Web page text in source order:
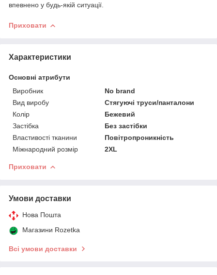
впевнено у будь-якій ситуації.
Приховати
Характеристики
Основні атрибути
Виробник
No brand
Вид виробу
Стягуючі труси/панталони
Колір
Бежевий
Застібка
Без застібки
Властивості тканини
Повітропроникність
Міжнародний розмір
2XL
Приховати
Умови доставки
Нова Пошта
Магазини Rozetka
Всі умови доставки